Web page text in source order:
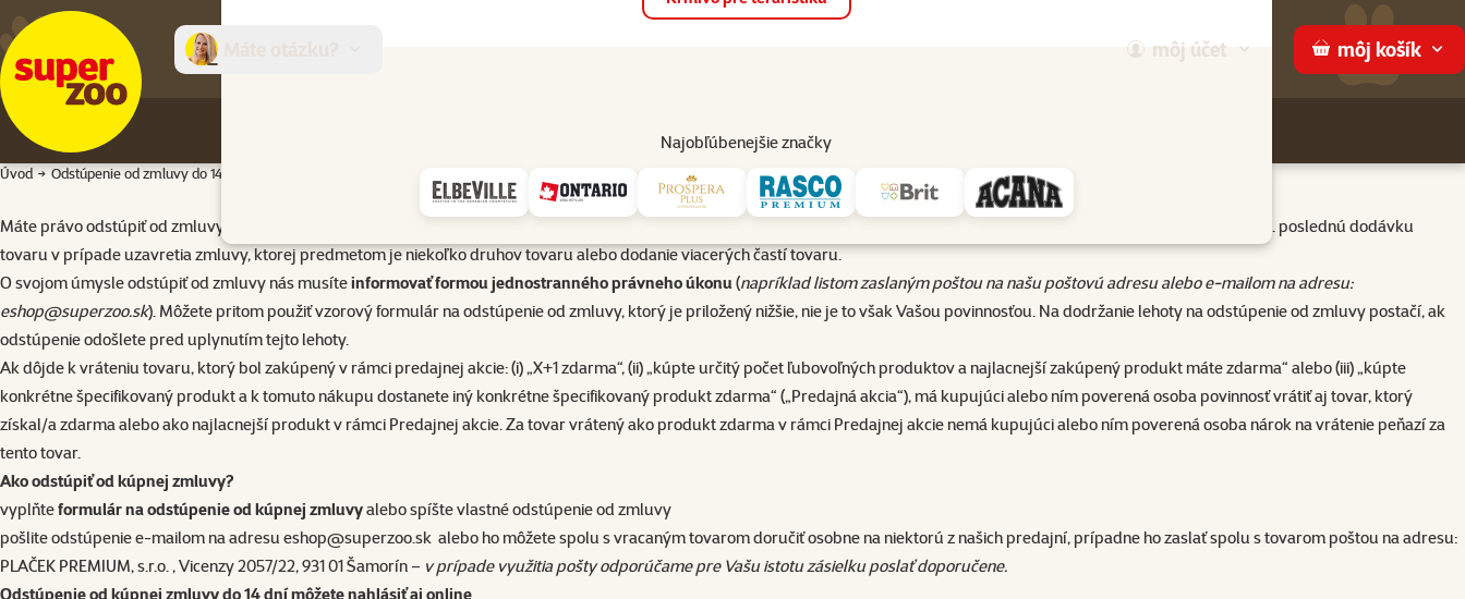
môj účet môj košík
Najobľúbenejšie značky
Predajne Služby
Úvod Odstúpenie od zmluvy do 14 dní
Odstúpenie od zmluvy do 14 dní
Máte právo odstúpiť od zmluvy bez udania dôvodu v lehote 14 dní odo dňa nasledujúceho po dni, keď Vy alebo Vami určená tretia osoba (iná ako dopravca) prevezmete tovar, resp. poslednú dodávku
tovaru v prípade uzavretia zmluvy, ktorej predmetom je niekoľko druhov tovaru alebo dodanie viacerých častí tovaru.
O svojom úmysle odstúpiť od zmluvy nás musíteinformovať formou jednostranného právneho úkonu(napríklad listom zaslaným poštou na našu poštovú adresu alebo e-mailom na adresu:
eshop@superzoo.sk). Môžete pritom použiť vzorový formulár na odstúpenie od zmluvy, ktorý je priložený nižšie, nie je to však Vašou povinnosťou. Na dodržanie lehoty na odstúpenie od zmluvy postačí, ak
odstúpenie odošlete pred uplynutím tejto lehoty.
Ak dôjde k vráteniu tovaru, ktorý bol zakúpený v rámci predajnej akcie: (i) „X+1 zdarma“, (ii) „kúpte určitý počet ľubovoľných produktov a najlacnejší zakúpený produkt máte zdarma“ alebo (iii) „kúpte
konkrétne špecifikovaný produkt a k tomuto nákupu dostanete iný konkrétne špecifikovaný produkt zdarma“ („Predajná akcia“), má kupujúci alebo ním poverená osoba povinnosť vrátiť aj tovar, ktorý
získal/a zdarma alebo ako najlacnejší produkt v rámci Predajnej akcie. Za tovar vrátený ako produkt zdarma v rámci Predajnej akcie nemá kupujúci alebo ním poverená osoba nárok na vrátenie peňazí za
tento tovar.
Ako odstúpiť od kúpnej zmluvy?
vyplňteformulár na odstúpenie od kúpnej zmluvyalebo spíšte vlastné odstúpenie od zmluvy
pošlite odstúpenie e-mailom na adresu eshop@superzoo.sk alebo ho môžete spolu s vracaným tovarom doručiť osobne na niektorú z našich predajní, prípadne ho zaslať spolu s tovarom poštou na adresu:
PLAČEK PREMIUM, s.r.o. , Vicenzy 2057/22, 931 01 Šamorín – v prípade využitia pošty odporúčame pre Vašu istotu zásielku poslať doporučene.
Odstúpenie od kúpnej zmluvy do 14 dní môžete nahlásiť aj online